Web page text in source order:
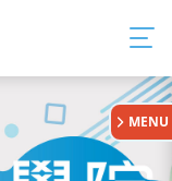
MENU